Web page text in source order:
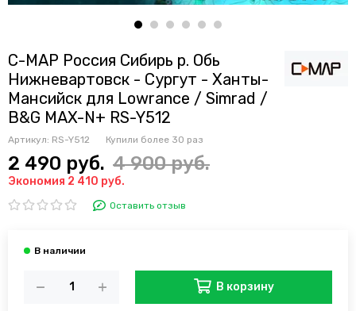
C-MAP Россия Сибирь р. Обь
Нижневартовск - Сургут - Ханты-
Мансийск для Lowrance / Simrad /
B&G MAX-N+ RS-Y512
Артикул: RS-Y512 Купили более 30 раз
2 490 руб. 4 900 руб.
Экономия 2 410 руб.
Оставить отзыв
В корзину